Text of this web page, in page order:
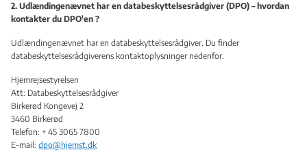
2. Udlændingenævnet har en databeskyttelsesrådgiver (DPO) – hvordan
kontakter du DPO'en ?
Udlændingenævnet har en databeskyttelsesrådgiver. Du finder
databeskyttelsesrådgiverens kontaktoplysninger nedenfor.
Hjemrejsestyrelsen
Att: Databeskyttelsesrådgiver
Birkerød Kongevej 2
3460 Birkerød
Telefon: + 45 3065 7800
E-mail: dpo@hjemst.dk